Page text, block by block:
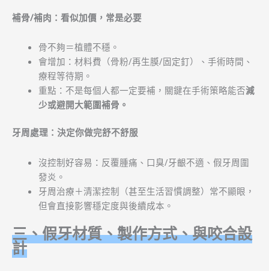
補骨/補肉：看似加價，常是必要
骨不夠＝植體不穩。
會增加：材料費（骨粉/再生膜/固定釘）、手術時間、
療程等待期。
重點：不是每個人都一定要補，關鍵在手術策略能否減
少或避開大範圍補骨。
牙周處理：決定你做完舒不舒服
沒控制好容易：反覆腫痛、口臭/牙齦不適、假牙周圍
發炎。
牙周治療＋清潔控制（甚至生活習慣調整）常不顯眼，
但會直接影響穩定度與後續成本。
三、假牙材質、製作方式、與咬合設
計